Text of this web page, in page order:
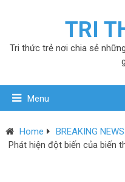
TRI
Tri thức trẻ nơi chia sẻ
Menu
Home
BREAKING NEWS
Phát hiện đột biến của biến